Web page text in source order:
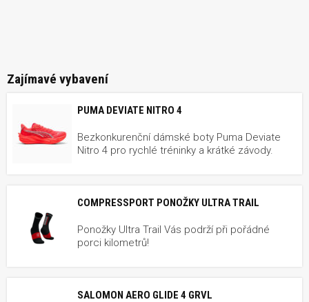
Zajímavé vybavení
PUMA DEVIATE NITRO 4
Bezkonkurenční dámské boty Puma Deviate
Nitro 4 pro rychlé tréninky a krátké závody.
COMPRESSPORT PONOŽKY ULTRA TRAIL
Ponožky Ultra Trail Vás podrží při pořádné
porci kilometrů!
SALOMON AERO GLIDE 4 GRVL